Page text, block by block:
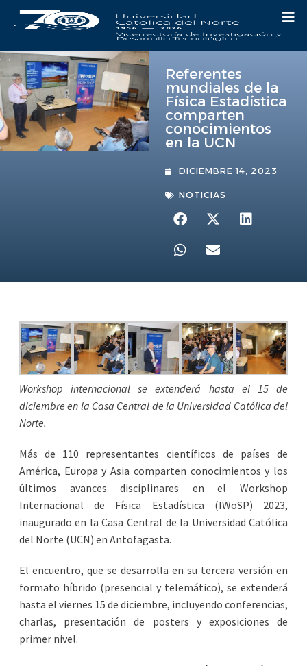
Referentes
mundiales de la
Física Estadística
comparten
conocimientos
en la UCN
DICIEMBRE 14, 2023
NOTICIAS
Workshop internacional se extenderá hasta el 15 de
diciembre en la Casa Central de la Universidad Católica del
Norte.
Más de 110 representantes científicos de países de
América, Europa y Asia comparten conocimientos y los
últimos avances disciplinares en el Workshop
Internacional de Física Estadística (IWoSP) 2023,
inaugurado en la Casa Central de la Universidad Católica
del Norte (UCN) en Antofagasta.
El encuentro, que se desarrolla en su tercera versión en
formato híbrido (presencial y telemático), se extenderá
hasta el viernes 15 de diciembre, incluyendo conferencias,
charlas, presentación de posters y exposiciones de
primer nivel.